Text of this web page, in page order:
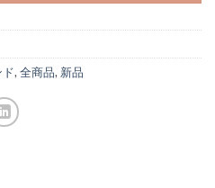
, 全商品, 新品